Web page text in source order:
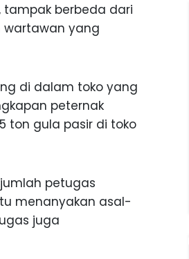
tampak berbeda dari
wartawan yang
di dalam toko yang
peternak
ton gula pasir di toko
petugas
menanyakan asal-
juga